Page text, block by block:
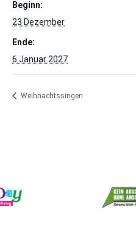
Beginn:
23 Dezember
Ende:
6 Januar 2027
Weihnachtssingen